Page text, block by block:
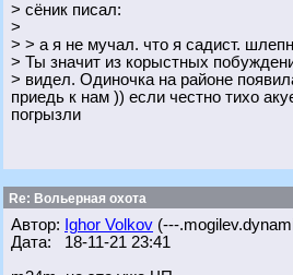
> сёник писал:
>
> > а я не мучал. что я садист.
> Ты значит из корыстных
> видел. Одиночка на районе
приедь к нам )) если честно тихо
погрызли
Re: Вольерная охота
Автор: Ighor Volkov (---
Дата: 18-11-21 23:41